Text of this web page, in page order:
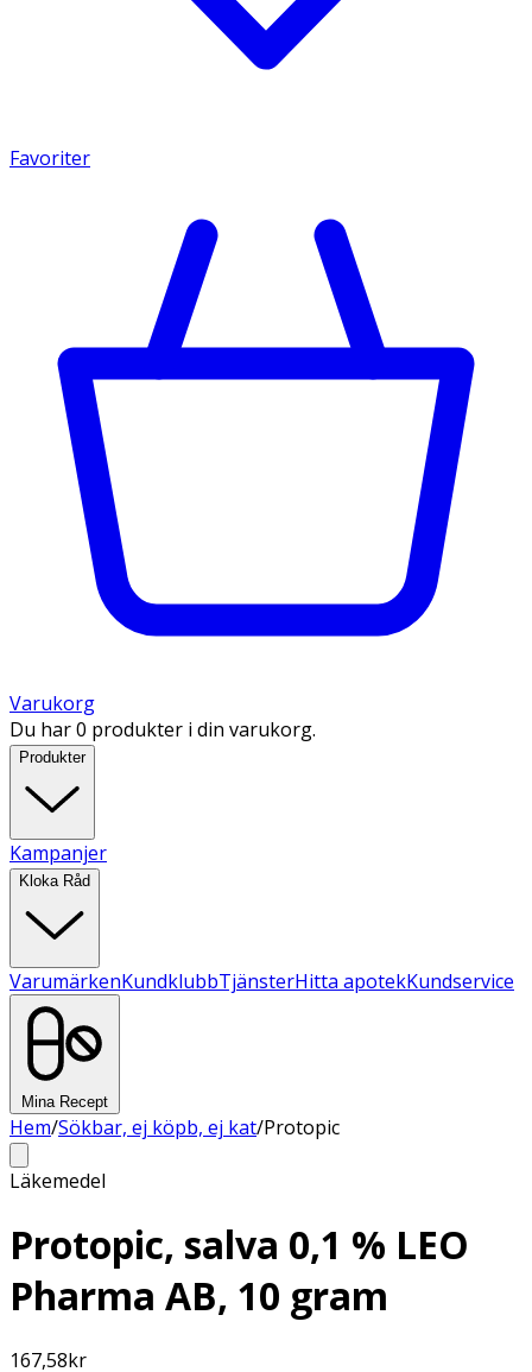
Favoriter
Varukorg
Du har 0 produkter i din varukorg.
Produkter
Kampanjer
Kloka Råd
VarumärkenKundklubbTjänsterHitta apotekKundservice
Mina Recept
Hem/Sökbar, ej köpb, ej kat/Protopic
Läkemedel
Protopic, salva 0,1 % LEO
Pharma AB, 10 gram
167,58kr